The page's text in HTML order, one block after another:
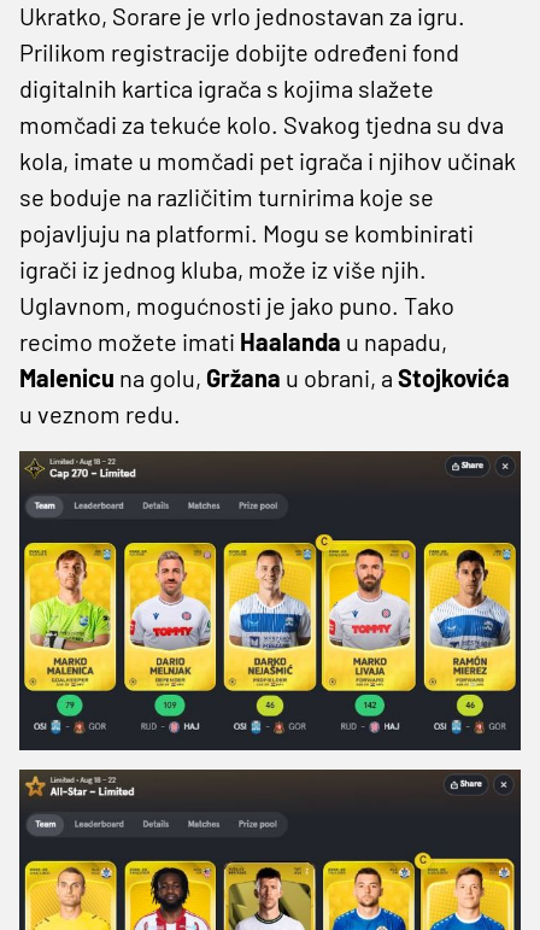
Ukratko, Sorare je vrlo jednostavan za igru.
Prilikom registracije dobijte određeni fond
digitalnih kartica igrača s kojima slažete
momčadi za tekuće kolo. Svakog tjedna su dva
kola, imate u momčadi pet igrača i njihov učinak
se boduje na različitim turnirima koje se
pojavljuju na platformi. Mogu se kombinirati
igrači iz jednog kluba, može iz više njih.
Uglavnom, mogućnosti je jako puno. Tako
recimo možete imati Haalanda u napadu,
Malenicu na golu, Gržana u obrani, a Stojkovića
u veznom redu.